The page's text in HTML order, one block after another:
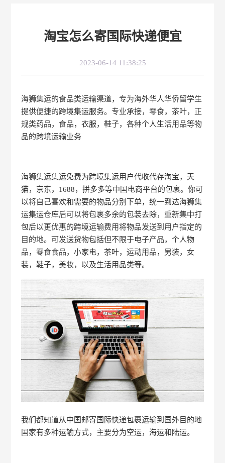
淘宝怎么寄国际快递便宜
2023-06-14 11:38:25
海狮集运的食品类运输渠道，专为海外华人华侨留学生
提供便捷的跨境集运服务。专业承接，零食，茶叶，正
规类药品，食品，衣服，鞋子，各种个人生活用品等物
品的跨境运输业务
海狮集运集运免费为跨境集运用户代收代存淘宝，天
猫，京东，1688，拼多多等中国电商平台的包裹。你可
以将自己喜欢和需要的物品分别下单，统一到达海狮集
运集运仓库后可以将包裹多余的包装去除，重新集中打
包后以更优惠的跨境运输费用将物品发送到用户指定的
目的地。可发送货物包括但不限于电子产品，个人物
品，零食食品，小家电，茶叶，运动用品，男装，女
装，鞋子，美妆，以及生活用品类等。
我们都知道从中国邮寄国际快递包裹运输到国外目的地
国家有多种运输方式，主要分为空运，海运和陆运。